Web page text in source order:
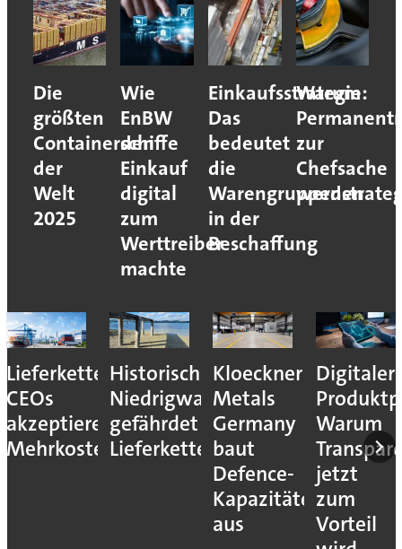
Die
größten
Containerschiffe
der
Welt
2025
Wie
EnBW
den
Einkauf
digital
zum
Werttreiber
machte
Einkaufsstrategie:
Das
bedeutet
die
in der
Beschaffung
Warum
zur
Chefsache
werden
Lieferkettenresilienz:
CEOs
akzeptieren
Mehrkosten
Historisches
Niedrigwasser
gefährdet
Lieferketten
Kloeckner
Metals
Germany
baut
Defence-
Kapazitäten
aus
Digitaler
Warum
jetzt
zum
Vorteil